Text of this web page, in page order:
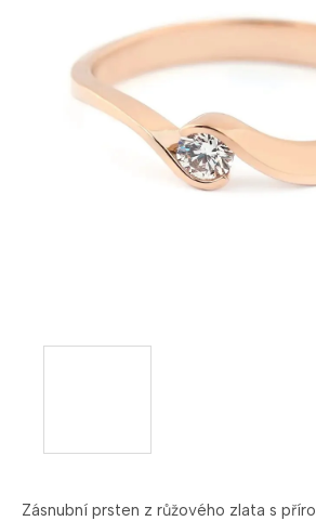
Zásnubní prsten z růžového zlata s